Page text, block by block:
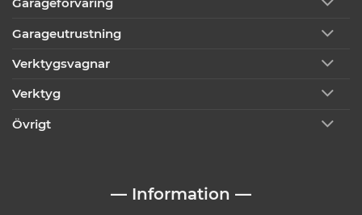
Garageutrustning
Verktygsvagnar
Verktyg
Övrigt
— Information —